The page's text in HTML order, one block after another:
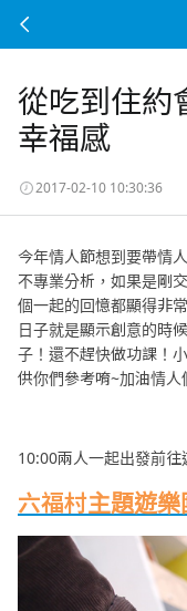
從吃到住約
幸福感
2017-02-10 10:30:36
今年情人節想到要帶情
不專業分析，如果是剛
個一起的回憶都顯得非
日子就是顯示創意的時
子！還不趕快做功課！
供你們參考唷~加油情人
10:00兩人一起出發前往
六福村主題遊樂